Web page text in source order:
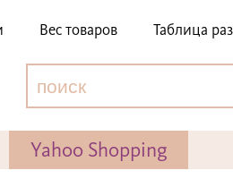
Вес товаров Таблица
Yahoo Shopping